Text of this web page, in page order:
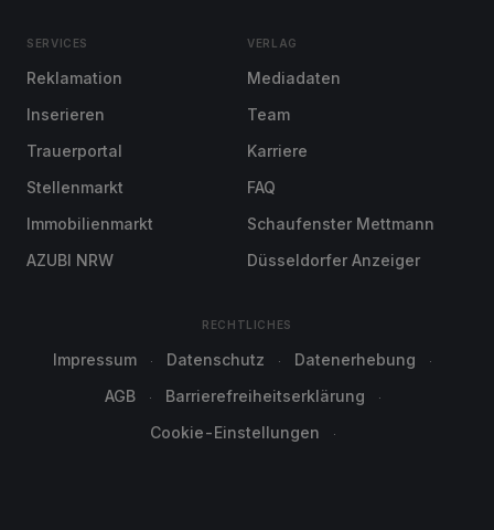
SERVICES
Reklamation
Inserieren
Trauerportal
Stellenmarkt
Immobilienmarkt
AZUBI NRW
VERLAG
Mediadaten
Team
Karriere
FAQ
Schaufenster Mettmann
Düsseldorfer Anzeiger
RECHTLICHES
Impressum Datenschutz
Datenerhebung
AGB
Barrierefreiheitserklärung
Cookie-Einstellungen